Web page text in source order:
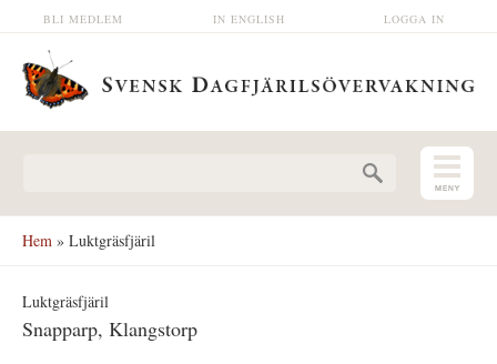
Hoppa till huvudinnehåll LOGGA IN
IN ENGLISH
BLI MEDLEM
Hem » Luktgräsfjäril
Luktgräsfjäril
Snapparp, Klangstorp